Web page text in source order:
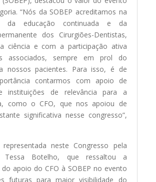
“Nós da SOBEP acreditamos na
da educação continuada e da
dos Cirurgiões-Dentistas,
ciência e com a participação ativa
associados, sempre em prol do
nossos pacientes. Para isso, é de
contarmos com apoio de
instituições de relevância para a
como o CFO, que nos apoiou de
significativa nesse congresso”,
neste Congresso pela
Tessa Botelho, que ressaltou a
apoio do CFO à SOBEP no evento
futuras para maior visibilidade do